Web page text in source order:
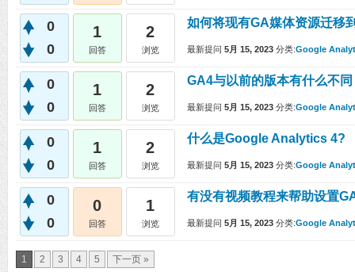
0
0
1
回答
2
浏览
如何将现有GA媒体资源迁移
最新提问 5月 15, 2023 分类:Google
0
0
1
回答
2
浏览
GA4与以前的版本有什么不同
最新提问 5月 15, 2023 分类:Google
0
0
1
回答
2
浏览
什么是Google Analytics 4?
最新提问 5月 15, 2023 分类:Google
0
0
0
回答
1
浏览
有没有视频教程来帮助设置
最新提问 5月 15, 2023 分类:Google
1 2 3 4 5 下一页 »